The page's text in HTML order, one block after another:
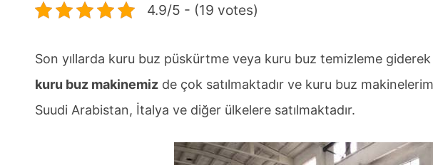
4.9/5 - (19 votes)
Son yıllarda kuru buz püskürtme veya kuru buz temizleme
kuru buz makinemiz de çok satılmaktadır ve kuru buz
Suudi Arabistan, İtalya ve diğer ülkelere satılmaktadır.